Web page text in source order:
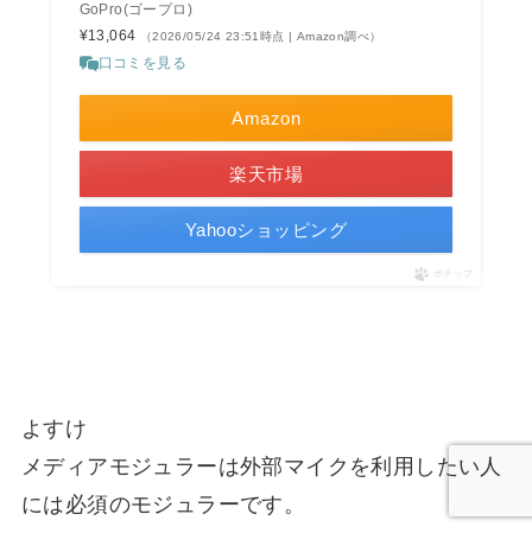
GoPro(ゴープロ)
¥13,064
（2026/05/24 23:51時点 | Amazon調べ）
口コミを見る
Amazon
楽天市場
Yahooショッピング
ポチップ
よすけ
メディアモジュラーは外部マイクを利用したい人
には必須のモジュラーです。